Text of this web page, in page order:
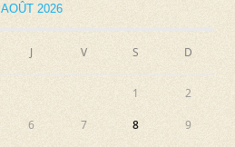
AOÛT 2026
J V S D
1 2
6 7 8 9